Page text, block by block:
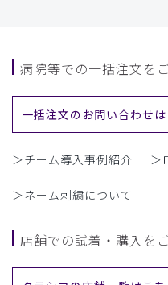
病院等での一括注文を
一括注文のお問い合わせは
＞チーム導入事例紹介 ＞
＞ネーム刺繍について
店舗での試着・購入を